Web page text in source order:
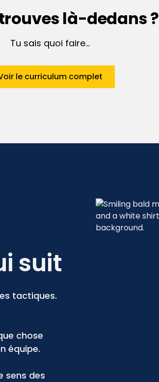
là-dedans ?
Tu sais quoi faire...
le curriculum complet
suit
tactiques.
chose
équipe.
sens des